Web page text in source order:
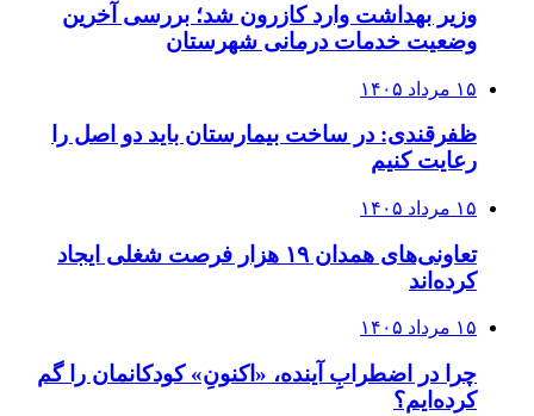
وزیر بهداشت وارد کازرون شد؛ بررسی آخرین
وضعیت خدمات درمانی شهرستان
۱۵ مرداد ۱۴۰۵
ظفرقندی: در ساخت بیمارستان باید دو اصل را
رعایت کنیم
۱۵ مرداد ۱۴۰۵
تعاونی‌های همدان ۱۹ هزار فرصت شغلی ایجاد
کرده‌اند
۱۵ مرداد ۱۴۰۵
چرا در اضطرابِ آینده، «اکنونِ» کودکانمان را گم
کرده‌ایم؟